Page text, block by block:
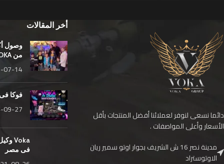
دائما نسعى لنوفر لعملائنا أفضل المنتجات بأقل
الأسعار وأعلى المواصفات .
مدينة نصر 16 ش الشريف بجوار اوتو سمير ريان
الاوتوستراد
أخر المقالات
وصول
من VOKA
07-14
فوكا
09-27
فى مصر